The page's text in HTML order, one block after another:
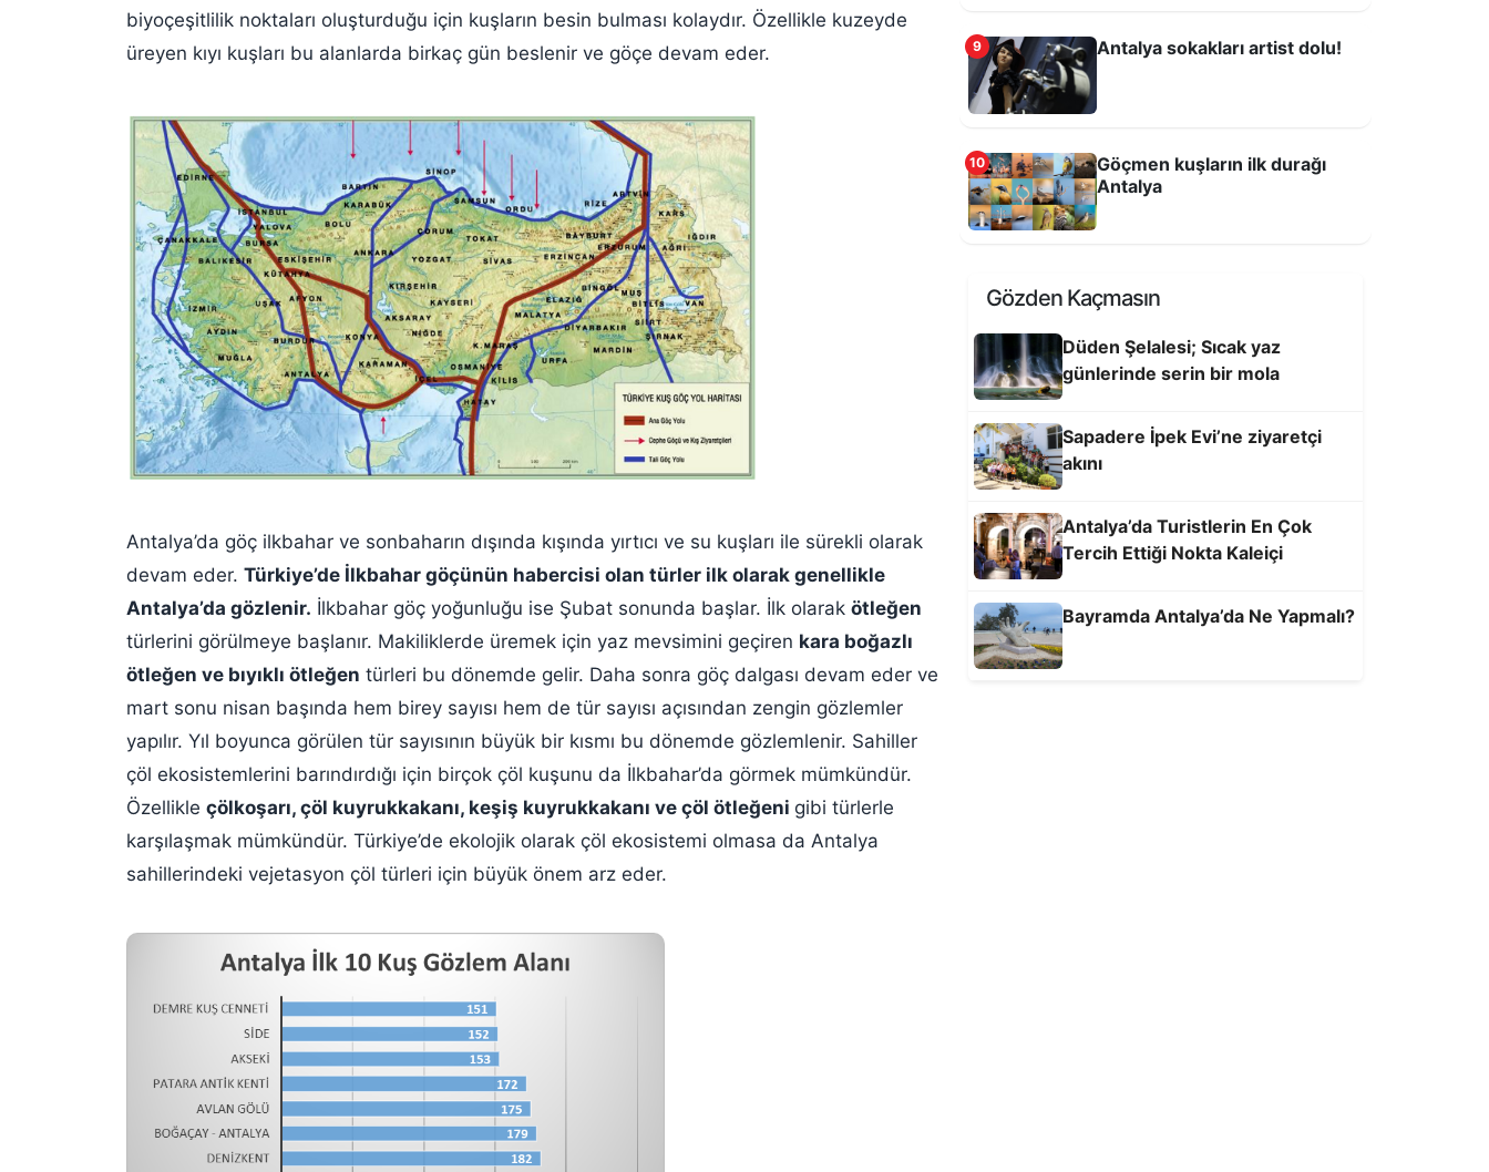
biyoçeşitlilik noktaları oluşturduğu için kuşların besin bulması kolaydır. Özellikle kuzeyde
üreyen kıyı kuşları bu alanlarda birkaç gün beslenir ve göçe devam eder.
Antalya’da göç ilkbahar ve sonbaharın dışında kışında yırtıcı ve su kuşları ile sürekli olarak
devam eder. Türkiye’de İlkbahar göçünün habercisi olan türler ilk olarak genellikle
Antalya’da gözlenir. İlkbahar göç yoğunluğu ise Şubat sonunda başlar. İlk olarak ötleğen
türlerini görülmeye başlanır. Makiliklerde üremek için yaz mevsimini geçiren kara boğazlı
ötleğen ve bıyıklı ötleğen türleri bu dönemde gelir. Daha sonra göç dalgası devam eder ve
mart sonu nisan başında hem birey sayısı hem de tür sayısı açısından zengin gözlemler
yapılır. Yıl boyunca görülen tür sayısının büyük bir kısmı bu dönemde gözlemlenir. Sahiller
çöl ekosistemlerini barındırdığı için birçok çöl kuşunu da İlkbahar’da görmek mümkündür.
Özellikle çölkoşarı, çöl kuyrukkakanı, keşiş kuyrukkakanı ve çöl ötleğeni gibi türlerle
karşılaşmak mümkündür. Türkiye’de ekolojik olarak çöl ekosistemi olmasa da Antalya
sahillerindeki vejetasyon çöl türleri için büyük önem arz eder.
Antalya’nın zirvesi Kızlar Sivrisi’nde
şenlik coşkusu
9 Antalya sokakları artist dolu!
10
Göçmen kuşların ilk durağı
Antalya
Gözden Kaçmasın
Düden Şelalesi; Sıcak yaz
günlerinde serin bir mola
Sapadere İpek Evi’ne ziyaretçi
akını
Antalya’da Turistlerin En Çok
Tercih Ettiği Nokta Kaleiçi
Bayramda Antalya’da Ne Yapmalı?